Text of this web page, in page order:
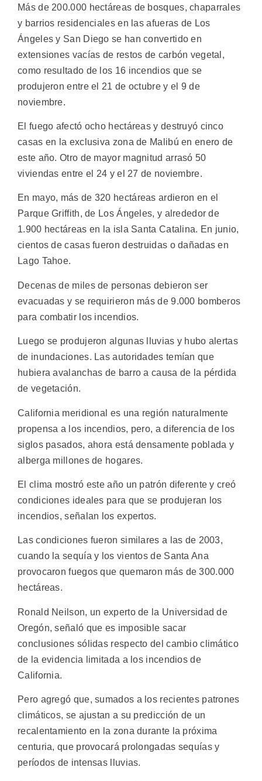
Más de 200.000 hectáreas de bosques, chaparrales
y barrios residenciales en las afueras de Los
Ángeles y San Diego se han convertido en
extensiones vacías de restos de carbón vegetal,
como resultado de los 16 incendios que se
produjeron entre el 21 de octubre y el 9 de
noviembre.
El fuego afectó ocho hectáreas y destruyó cinco
casas en la exclusiva zona de Malibú en enero de
este año. Otro de mayor magnitud arrasó 50
viviendas entre el 24 y el 27 de noviembre.
En mayo, más de 320 hectáreas ardieron en el
Parque Griffith, de Los Ángeles, y alrededor de
1.900 hectáreas en la isla Santa Catalina. En junio,
cientos de casas fueron destruidas o dañadas en
Lago Tahoe.
Decenas de miles de personas debieron ser
evacuadas y se requirieron más de 9.000 bomberos
para combatir los incendios.
Luego se produjeron algunas lluvias y hubo alertas
de inundaciones. Las autoridades temían que
hubiera avalanchas de barro a causa de la pérdida
de vegetación.
California meridional es una región naturalmente
propensa a los incendios, pero, a diferencia de los
siglos pasados, ahora está densamente poblada y
alberga millones de hogares.
El clima mostró este año un patrón diferente y creó
condiciones ideales para que se produjeran los
incendios, señalan los expertos.
Las condiciones fueron similares a las de 2003,
cuando la sequía y los vientos de Santa Ana
provocaron fuegos que quemaron más de 300.000
hectáreas.
Ronald Neilson, un experto de la Universidad de
Oregón, señaló que es imposible sacar
conclusiones sólidas respecto del cambio climático
de la evidencia limitada a los incendios de
California.
Pero agregó que, sumados a los recientes patrones
climáticos, se ajustan a su predicción de un
recalentamiento en la zona durante la próxima
centuria, que provocará prolongadas sequías y
períodos de intensas lluvias.